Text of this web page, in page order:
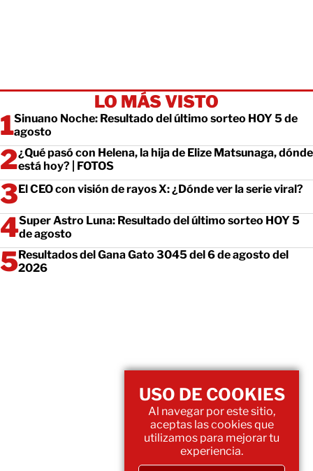
LO MÁS VISTO
Sinuano Noche: Resultado del último sorteo HOY 5 de
agosto
¿Qué pasó con Helena, la hija de Elize Matsunaga, dónde
está hoy? | FOTOS
El CEO con visión de rayos X: ¿Dónde ver la serie viral?
Super Astro Luna: Resultado del último sorteo HOY 5
de agosto
Resultados del Gana Gato 3045 del 6 de agosto del
2026
USO DE COOKIES
Al navegar por este sitio,
aceptas las cookies que
utilizamos para mejorar tu
experiencia.